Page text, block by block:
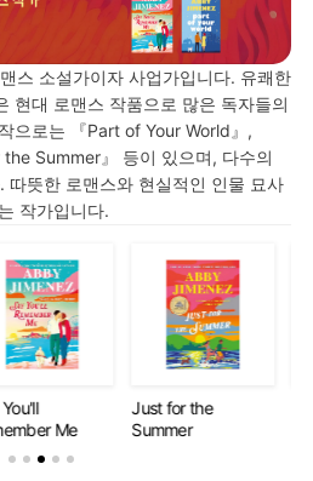
스 소설가이자 사업가입니다. 유쾌한
현대 로맨스 작품으로 많은 독자들의
으로는 『Part of Your World』,
Summer』 등이 있으며, 다수의
따뜻한 로맨스와 현실적인 인물 묘사
작가입니다.
Me
Just for the
Summer